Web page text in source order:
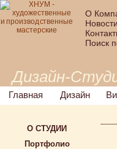
О
Новости
Поиск
Дизайн-
Главная Дизайн
О СТУДИИ
Портфолио